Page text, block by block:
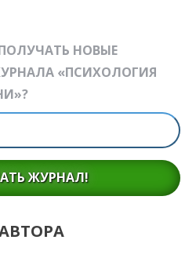
НОВЫЕ
«ПСИХОЛОГИЯ
ЖУРНАЛ!